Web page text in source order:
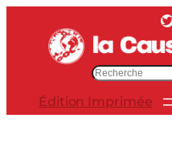
contenu
Twitter
Édition Imprimée